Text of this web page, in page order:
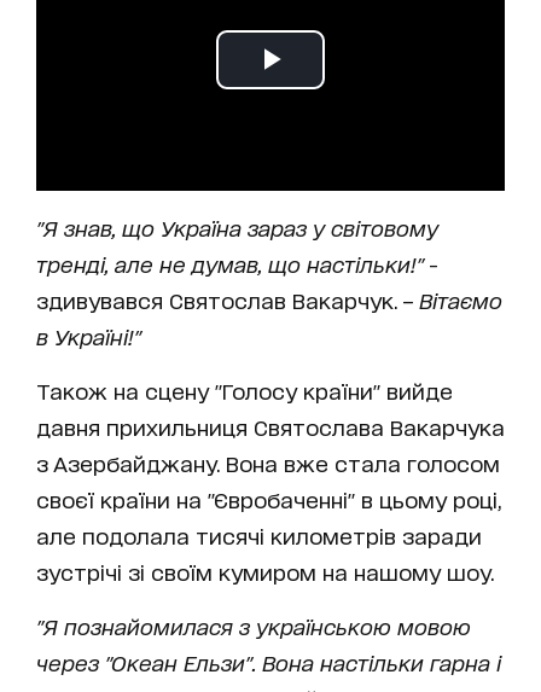
"Я знав, що Україна зараз у світовому
тренді, але не думав, що настільки!"-
здивувався Святослав Вакарчук. – Вітаємо
в Україні!"
Також на сцену "Голосу країни" вийде
давня прихильниця Святослава Вакарчука
з Азербайджану. Вона вже стала голосом
своєї країни на "Євробаченні" в цьому році,
але подолала тисячі километрів заради
зустрічі зі своїм кумиром на нашому шоу.
"Я познайомилася з українською мовою
через "Океан Ельзи". Вона настільки гарна і